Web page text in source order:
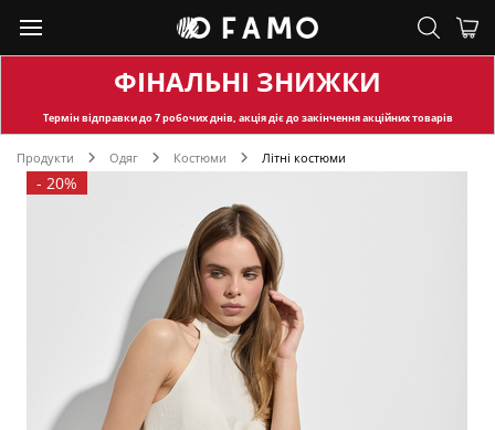
ФІНАЛЬНІ ЗНИЖКИ
Термін відправкидо 7 робочих днів, акція діє до закінчення акційних товарів
Продукти Одяг Костюми Літні костюми
- 20%